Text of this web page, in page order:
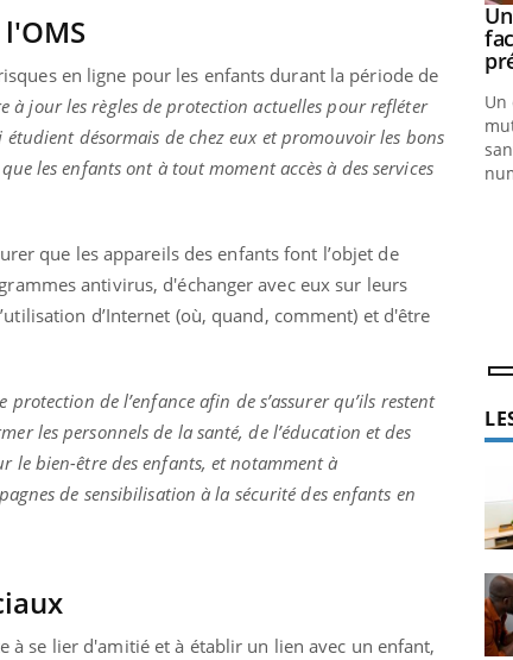
en ligne pour les enfants durant la période de
à jour les règles de protection actuelles pour refléter
désormais de chez eux etpromouvoir les bons
les enfants ont à tout moment accès à des services
que les appareils des enfants font l’objet de
antivirus, d'échanger avec eux sur leurs
d’Internet (où, quand, comment) et d'être
protection de l’enfance afin de s’assurer qu’ils restent
les personnels de la santé, de l’éducation et des
le bien-être des enfants, et notamment à
de sensibilisation à la sécurité des enfants en
à se lier d'amitié et à établir un lien avec un enfant,
: se
nouveau
piscine,
Nos mains
nombreuses personnes atteintes de
diabète, c'est une période de questions, de
défis, mais ...
Un